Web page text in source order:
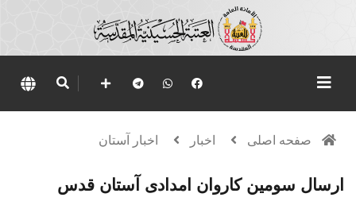
صفحه اصلی اخبار اخبار آستان
ارسال سومین کاروان امدادی آستان قدس